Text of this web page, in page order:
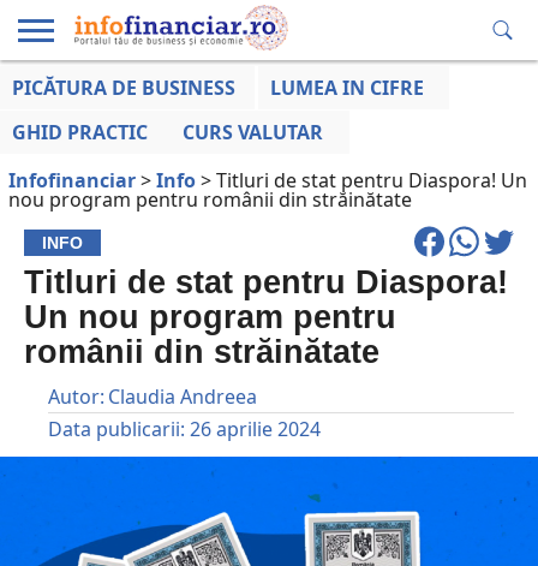
EDUCAȚIE
LA ZI
AFACERILOR
PICĂTURA DE BUSINESS
LUMEA IN CIFRE
GHID PRACTIC
CURS VALUTAR
Infofinanciar>Info>Titluri de stat pentru Diaspora! Un
nou program pentru românii din străinătate
INFO
Titluri de stat pentru Diaspora!
Un nou program pentru
românii din străinătate
Autor: Claudia Andreea
Data publicarii: 26 aprilie 2024